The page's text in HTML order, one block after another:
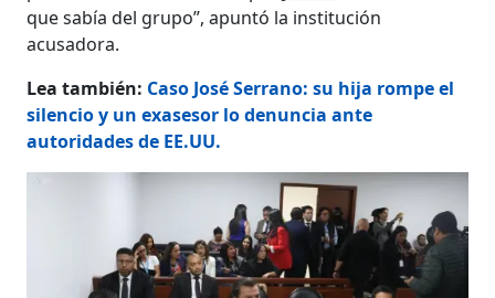
que sabía del grupo”, apuntó la institución
acusadora.
Lea también: Caso José Serrano: su hija rompe el
silencio y un exasesor lo denuncia ante
autoridades de EE.UU.